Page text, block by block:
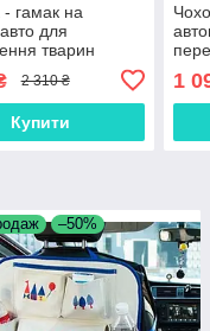
- гамак на
для
тварин
2 310 ₴
Купити
1
–50%